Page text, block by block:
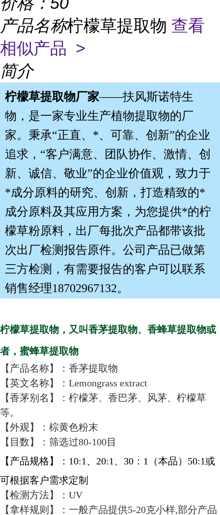
产品名称柠檬草提取物 查看
相似产品 >
简介
柠檬草提取物厂家——扶风斯诺特生
物，是一家专业生产植物提取物的厂
家。秉承“正直、*、可靠、创新”的企业
追求，“客户满意、团队协作、激情、创
新、诚信、敬业”的企业价值观，致力于
*成分原料的研究、创新，打造精致的*
成分原料及其应用方案，为您提供*的柠
檬草粉原料，出厂每批次产品都带该批
次出厂检测报告原件。公司产品已做第
三方检测，有需要报告的客户可以联系
销售经理18702967132。
柠檬草提取物，又叫香茅提取物、香蜂草提取物或
者，蜜蜂草提取物
【产品名称】：香茅提取物
【英文名称】：Lemongrass extract
【香茅别名】：柠檬茅、香巴茅、风茅、柠檬草
等。
【外观】：棕黄色粉末
【目数】：筛选过80-100目
【产品规格】：10:1、20:1、30：1（本品）50:1或
可根据客户需求定制
【检测方法】：UV
【拿样规则】：一般产品提供5-20克小样,部分产品